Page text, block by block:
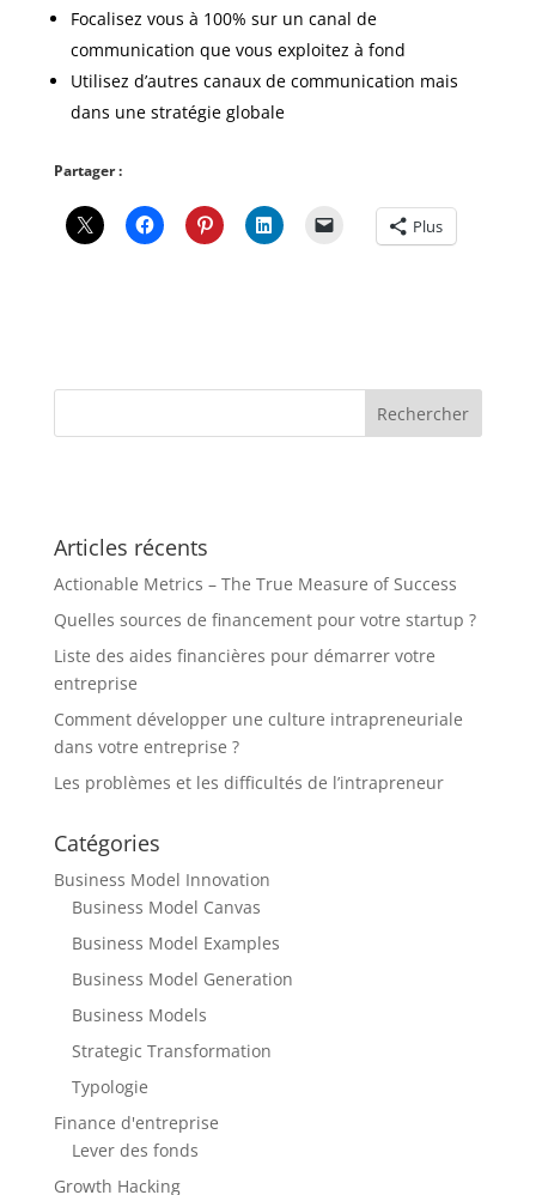
Focalisez vous à 100% sur un canal de
communication que vous exploitez à fond
Utilisez d’autres canaux de communication mais
dans une stratégie globale
Partager :
Plus
Articles récents
Actionable Metrics – The True Measure of Success
Quelles sources de financement pour votre startup ?
Liste des aides financières pour démarrer votre
entreprise
Comment développer une culture intrapreneuriale
dans votre entreprise ?
Les problèmes et les difficultés de l’intrapreneur
Catégories
Business Model Innovation
Business Model Canvas
Business Model Examples
Business Model Generation
Business Models
Strategic Transformation
Typologie
Finance d'entreprise
Lever des fonds
Growth Hacking